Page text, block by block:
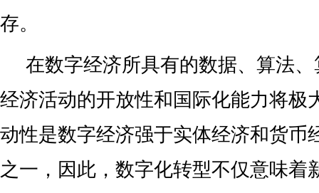
存。
在数字经济所具有的数据、算法
经济活动的开放性和国际化能力将极
动性是数字经济强于实体经济和货币
之一，因此，数字化转型不仅意味着